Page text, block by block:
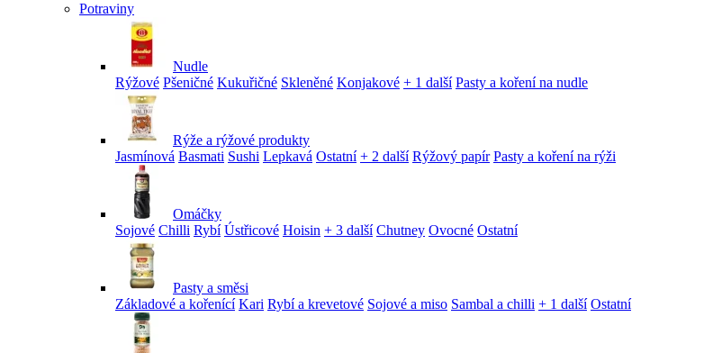
Potraviny
Nudle
Rýžové Pšeničné Kukuřičné Skleněné Konjakové + 1 další Pasty a koření na nudle
Rýže a rýžové produkty
Jasmínová Basmati Sushi Lepkavá Ostatní + 2 další Rýžový papír Pasty a koření na rýži
Omáčky
Sojové Chilli Rybí Ústřicové Hoisin + 3 další Chutney Ovocné Ostatní
Pasty a směsi
Základové a kořenící Kari Rybí a krevetové Sojové a miso Sambal a chilli + 1 další Ostatní